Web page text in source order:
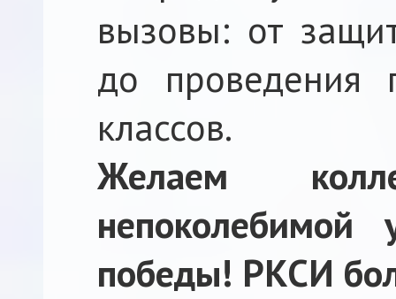
вызовы: от
до проведения
классов.
Желаем
непоколебимой
победы! РКСИ